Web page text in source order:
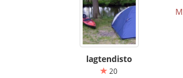
lagtendisto
20